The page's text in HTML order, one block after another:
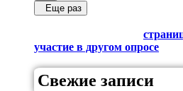
Еще раз
участие в другом опросе
Свежие записи